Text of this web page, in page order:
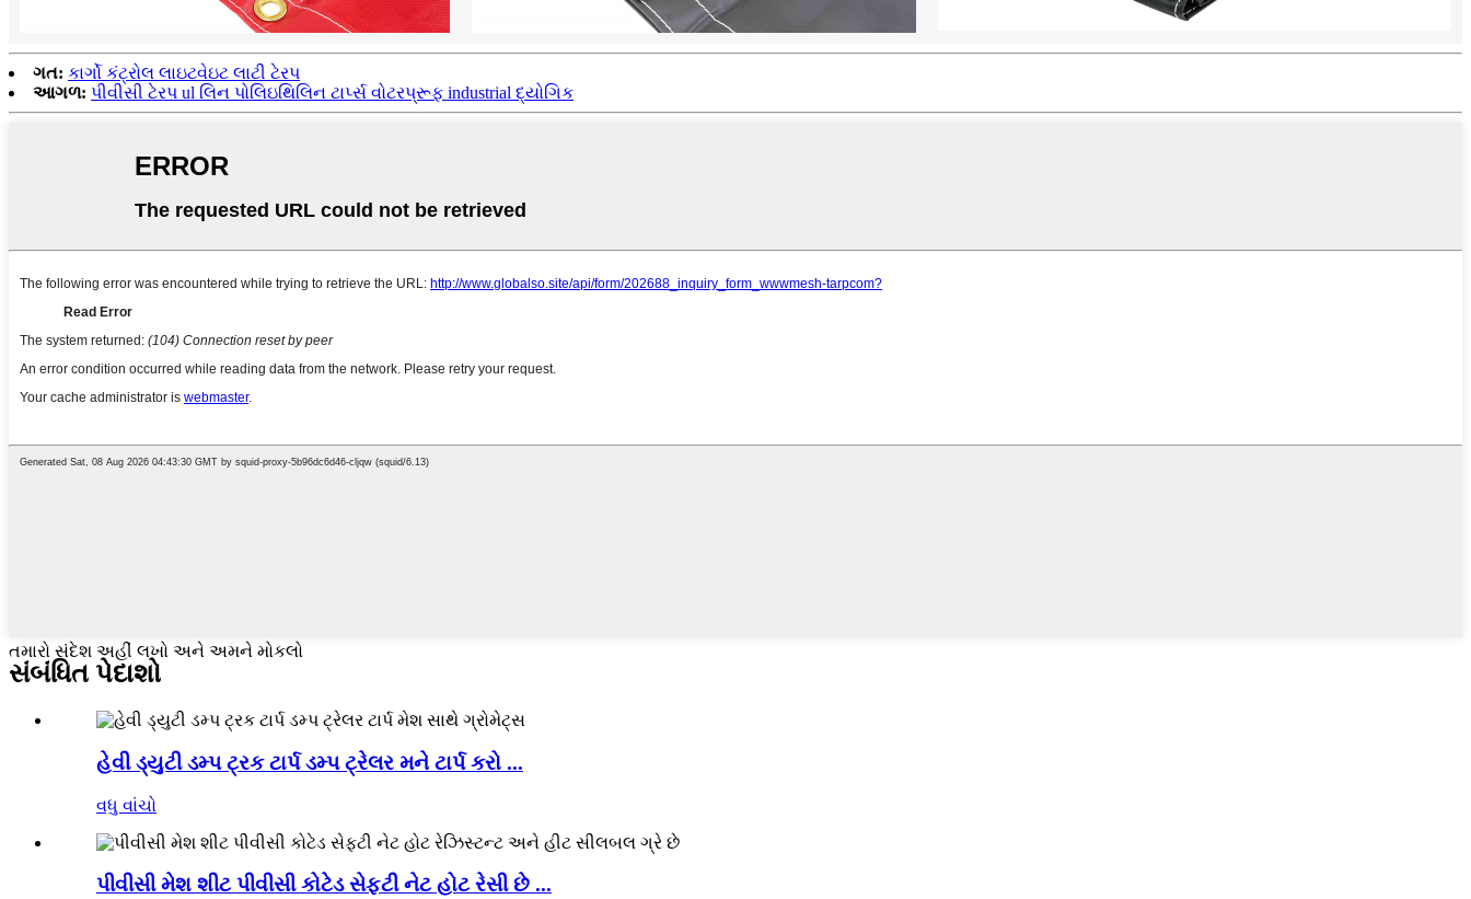
ગત: કાર્ગો કંટ્રોલ લાઇટવેઇટ લાટી ટેરપ
આગળ: પીવીસી ટેરપ ul લિન પોલિઇથિલિન ટાર્પ્સ વોટરપ્રૂફ industrial દ્યોગિક
તમારો સંદેશ અહીં લખો અને અમને મોકલો
સંબંધિત પેદાશો
હેવી ડ્યુટી ડમ્પ ટ્રક ટાર્પ ડમ્પ ટ્રેલર મને ટાર્પ કરો ...
વધુ વાંચો
પીવીસી મેશ શીટ પીવીસી કોટેડ સેફ્ટી નેટ હોટ રેસી છે ...